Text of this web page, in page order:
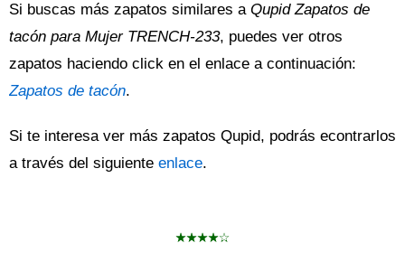
Si buscas más zapatos similares a Qupid Zapatos de
tacón para Mujer TRENCH-233, puedes ver otros
zapatos haciendo click en el enlace a continuación:
Zapatos de tacón.
Si te interesa ver más zapatos Qupid, podrás econtrarlos
a través del siguiente enlace.